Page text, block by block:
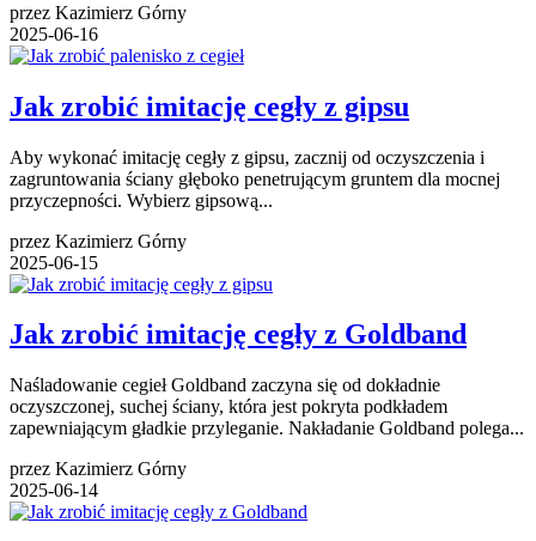
przez Kazimierz Górny
2025-06-16
Jak zrobić imitację cegły z gipsu
Aby wykonać imitację cegły z gipsu, zacznij od oczyszczenia i
zagruntowania ściany głęboko penetrującym gruntem dla mocnej
przyczepności. Wybierz gipsową...
przez Kazimierz Górny
2025-06-15
Jak zrobić imitację cegły z Goldband
Naśladowanie cegieł Goldband zaczyna się od dokładnie
oczyszczonej, suchej ściany, która jest pokryta podkładem
zapewniającym gładkie przyleganie. Nakładanie Goldband polega...
przez Kazimierz Górny
2025-06-14